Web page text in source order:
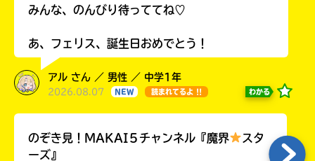
みんな、のんびり待っててね♡
あ、フェリス、誕生日おめでとう！
アル さん ／ 男性 ／ 中学1年
2026.08.07 NEW 読まれてるよ !! わかる
のぞき見！MAKAI５チャンネル『魔界
スタ
ーズ』